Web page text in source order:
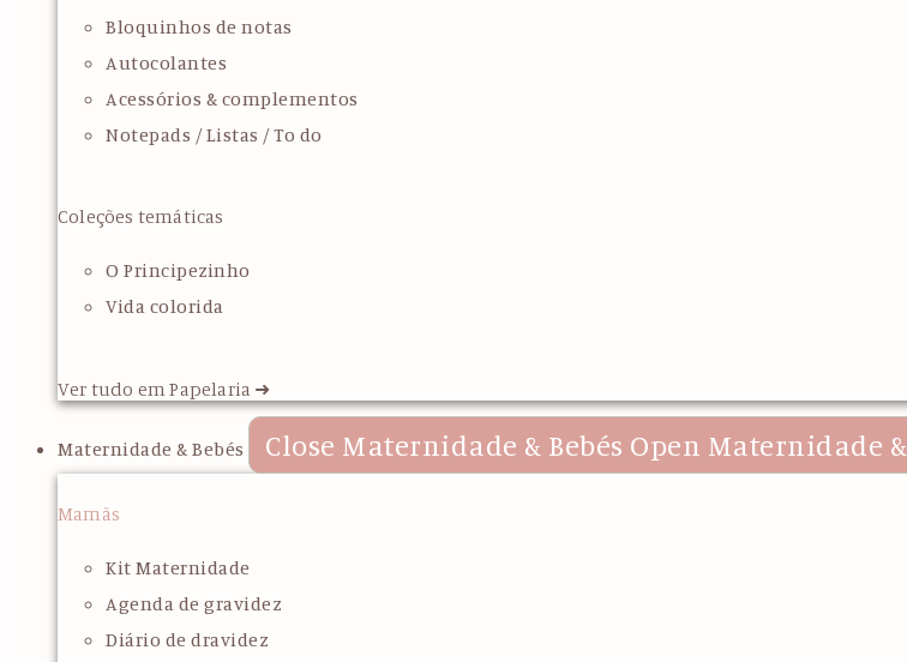
Bloquinhos de notas
Autocolantes
Acessórios & complementos
Notepads / Listas / To do
Coleções temáticas
O Principezinho
Vida colorida
Ver tudo em Papelaria ➜
Maternidade & Bebés Close Maternidade & Bebés Open Maternidade &
Mamãs
Kit Maternidade
Agenda de gravidez
Diário de dravidez